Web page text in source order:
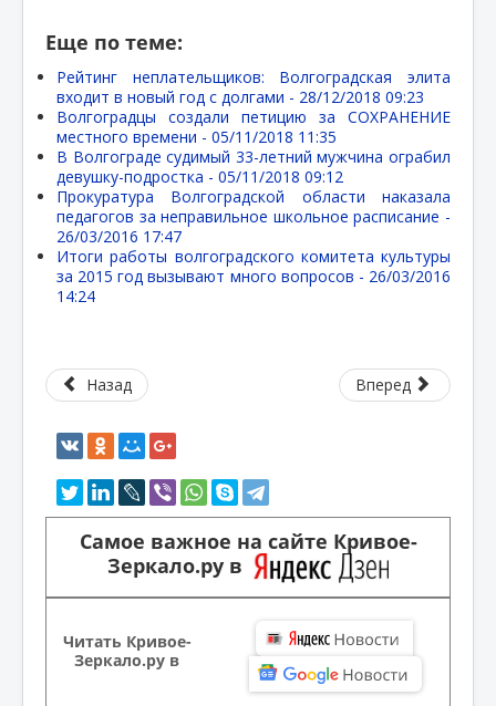
Еще по теме:
Рейтинг неплательщиков: Волгоградская элита
входит в новый год с долгами - 28/12/2018 09:23
Волгоградцы создали петицию за СОХРАНЕНИЕ
местного времени - 05/11/2018 11:35
В Волгограде судимый 33-летний мужчина ограбил
девушку-подростка - 05/11/2018 09:12
Прокуратура Волгоградской области наказала
педагогов за неправильное школьное расписание -
26/03/2016 17:47
Итоги работы волгоградского комитета культуры
за 2015 год вызывают много вопросов - 26/03/2016
14:24
Назад Вперед
Самое важное на сайте Кривое-
Зеркало.ру в
Читать Кривое-
Зеркало.ру в